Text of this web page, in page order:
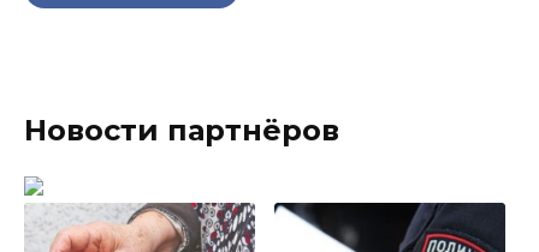
Новости партнёров